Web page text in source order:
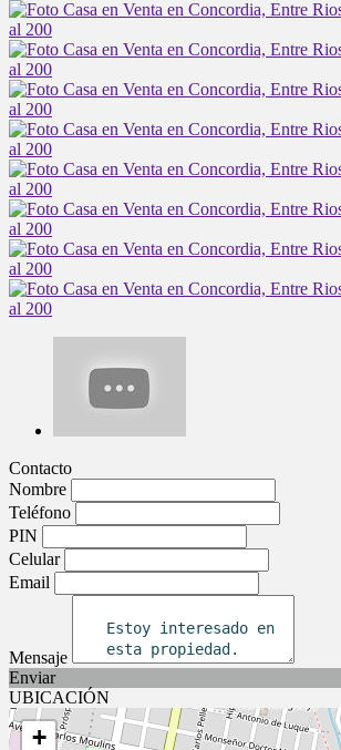
Contacto
Nombre
Teléfono
PIN
Celular
Email
Mensaje
Enviar
UBICACIÓN
+